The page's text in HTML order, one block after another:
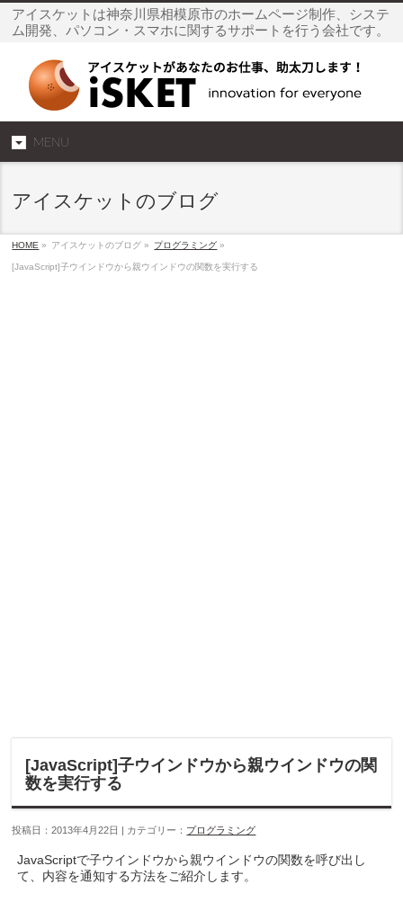
アイスケットは神奈川県相模原市のホームページ制作、システ
ム開発、パソコン・スマホに関するサポートを行う会社です。
MENU
アイスケットのブログ
HOME » アイスケットのブログ » プログラミング »
[JavaScript]子ウインドウから親ウインドウの関数を実行する
[JavaScript]子ウインドウから親ウインドウの関
数を実行する
投稿日：2013年4月22日 | カテゴリー： プログラミング
JavaScriptで子ウインドウから親ウインドウの関数を呼び出し
て、内容を通知する方法をご紹介します。